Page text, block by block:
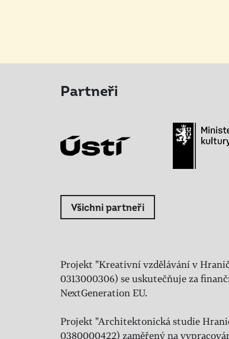
Partneři
Všichni partneři
Projekt "Kreativní vzdělávání v
0313000306) se uskutečňuje za
NextGeneration EU.
Projekt "Architektonická studie
0380000422) zaměřený na